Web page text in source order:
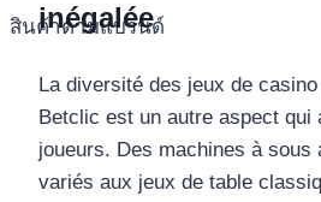
สินค้าตามแบรนด์
inégalée
La diversité des jeux de
Betclic est un autre aspect qui
joueurs. Des machines à sous
variés aux jeux de table